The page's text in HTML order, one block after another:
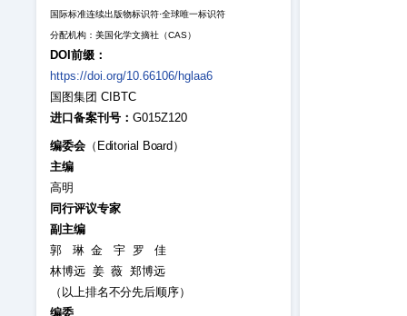
国际标准连续出版物标识符·全球唯一标识符
分配机构：美国化学文摘社（CAS）
DOI前缀：
https://doi.org/10.66106/hglaa6
国图集团 CIBTC
进口备案刊号： G015Z120
编委会（Editorial Board）
主编
高明
同行评议专家
副主编
郭 琳 金 宇 罗 佳
林博远 姜 薇 郑博远
（以上排名不分先后顺序）
编委